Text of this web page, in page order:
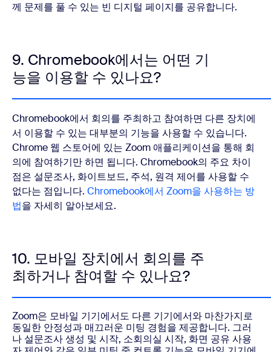
께 문제를 풀 수 있는 빈 디지털 페이지를 공유합니다.
9. Chromebook에서는 어떤 기
능을 이용할 수 있나요?
Chromebook에서 회의를 주최하고 참여하면 다른 장치에
서 이용할 수 있는 대부분의 기능을 사용할 수 있습니다.
Chrome 웹 스토어에 있는 Zoom 애플리케이션을 통해 회
의에 참여하기만 하면 됩니다. Chromebook의 주요 차이
점은 설문조사, 화이트보드, 주석, 원격 제어를 사용할 수
없다는 점입니다. Chromebook에서 Zoom을 사용하는 방
법을 자세히 알아보세요.
10. 모바일 장치에서 회의를 주
최하거나 참여할 수 있나요?
Zoom은 모바일 기기에서도 다른 기기에서와 마찬가지로
동일한 안정성과 매끄러운 미팅 경험을 제공합니다. 그러
나 설문조사 생성 및 시작, 소회의실 시작, 화면 공유 사용